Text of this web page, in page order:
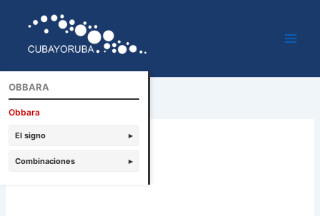
contenido
OBBARA
Obbara
El signo ▸
Combinaciones ▸